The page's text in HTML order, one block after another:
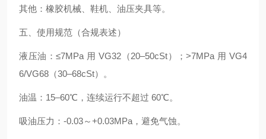
其他：橡胶机械、鞋机、油压夹具等。
五、使用规范（合规表述）
液压油：≤7MPa 用 VG32（20–50cSt）；>7MPa 用 VG4
6/VG68（30–68cSt）。
油温：15–60℃，连续运行不超过 60℃。
吸油压力：-0.03～+0.03MPa，避免气蚀。